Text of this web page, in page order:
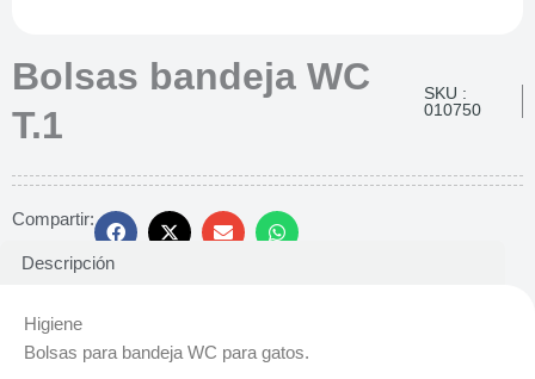
Bolsas bandeja WC
T.1
SKU :
010750
Compartir:
Descripción
Higiene
Bolsas para bandeja WC para gatos.